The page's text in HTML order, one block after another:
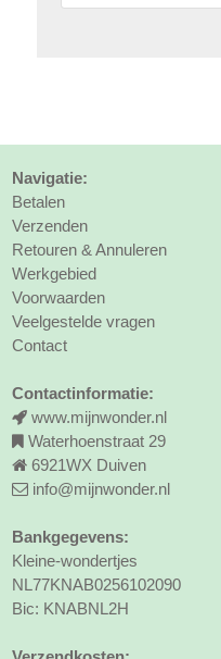
Navigatie:
Betalen
Verzenden
Retouren & Annuleren
Werkgebied
Voorwaarden
Veelgestelde vragen
Contact
Contactinformatie:
www.mijnwonder.nl
Waterhoenstraat 29
6921WX Duiven
info@mijnwonder.nl
Bankgegevens:
Kleine-wondertjes
NL77KNAB0256102090
Bic: KNABNL2H